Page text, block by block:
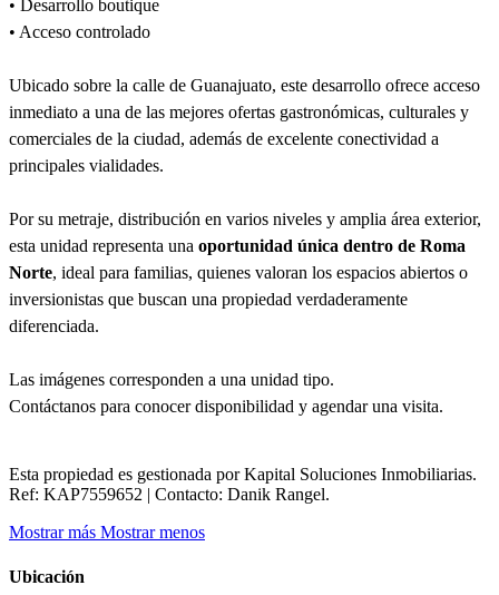
• Desarrollo boutique
• Acceso controlado
Ubicado sobre la calle de Guanajuato, este desarrollo ofrece acceso
inmediato a una de las mejores ofertas gastronómicas, culturales y
comerciales de la ciudad, además de excelente conectividad a
principales vialidades.
Por su metraje, distribución en varios niveles y amplia área exterior,
esta unidad representa una oportunidad única dentro de Roma
Norte, ideal para familias, quienes valoran los espacios abiertos o
inversionistas que buscan una propiedad verdaderamente
diferenciada.
Las imágenes corresponden a una unidad tipo.
Contáctanos para conocer disponibilidad y agendar una visita.
Esta propiedad es gestionada por Kapital Soluciones Inmobiliarias.
Ref: KAP7559652 | Contacto: Danik Rangel.
Mostrar más Mostrar menos
Ubicación